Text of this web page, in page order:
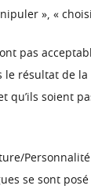
», «
pas
résultat de la
soient
se sont